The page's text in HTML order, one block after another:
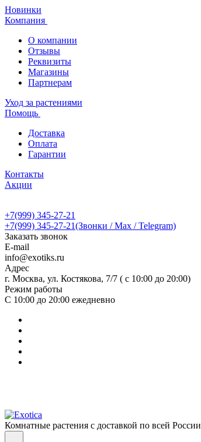
Новинки
Компания
О компании
Отзывы
Реквизиты
Магазины
Партнерам
Уход за растениями
Помощь
Доставка
Оплата
Гарантии
Контакты
Акции
+7(999) 345-27-21
+7(999) 345-27-21(Звонки / Max / Telegram)
Заказать звонок
E-mail
info@exotiks.ru
Адрес
г. Москва, ул. Костякова, 7/7 ( с 10:00 до 20:00)
Режим работы
С 10:00 до 20:00 ежедневно
Комнатные растения с доставкой по всей России